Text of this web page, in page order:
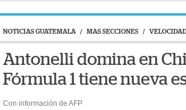
NOTICIAS GUATEMALA / MAS SECCIONES /
Antonelli domina en
Fórmula 1 tiene nueva
Con información de AFP